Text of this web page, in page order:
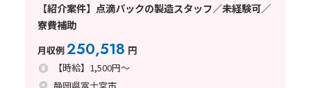
【紹介案件】点滴パックの製造スタッフ／未経験可／
寮費補助
月収例250,518 円
【時給】1,500円～